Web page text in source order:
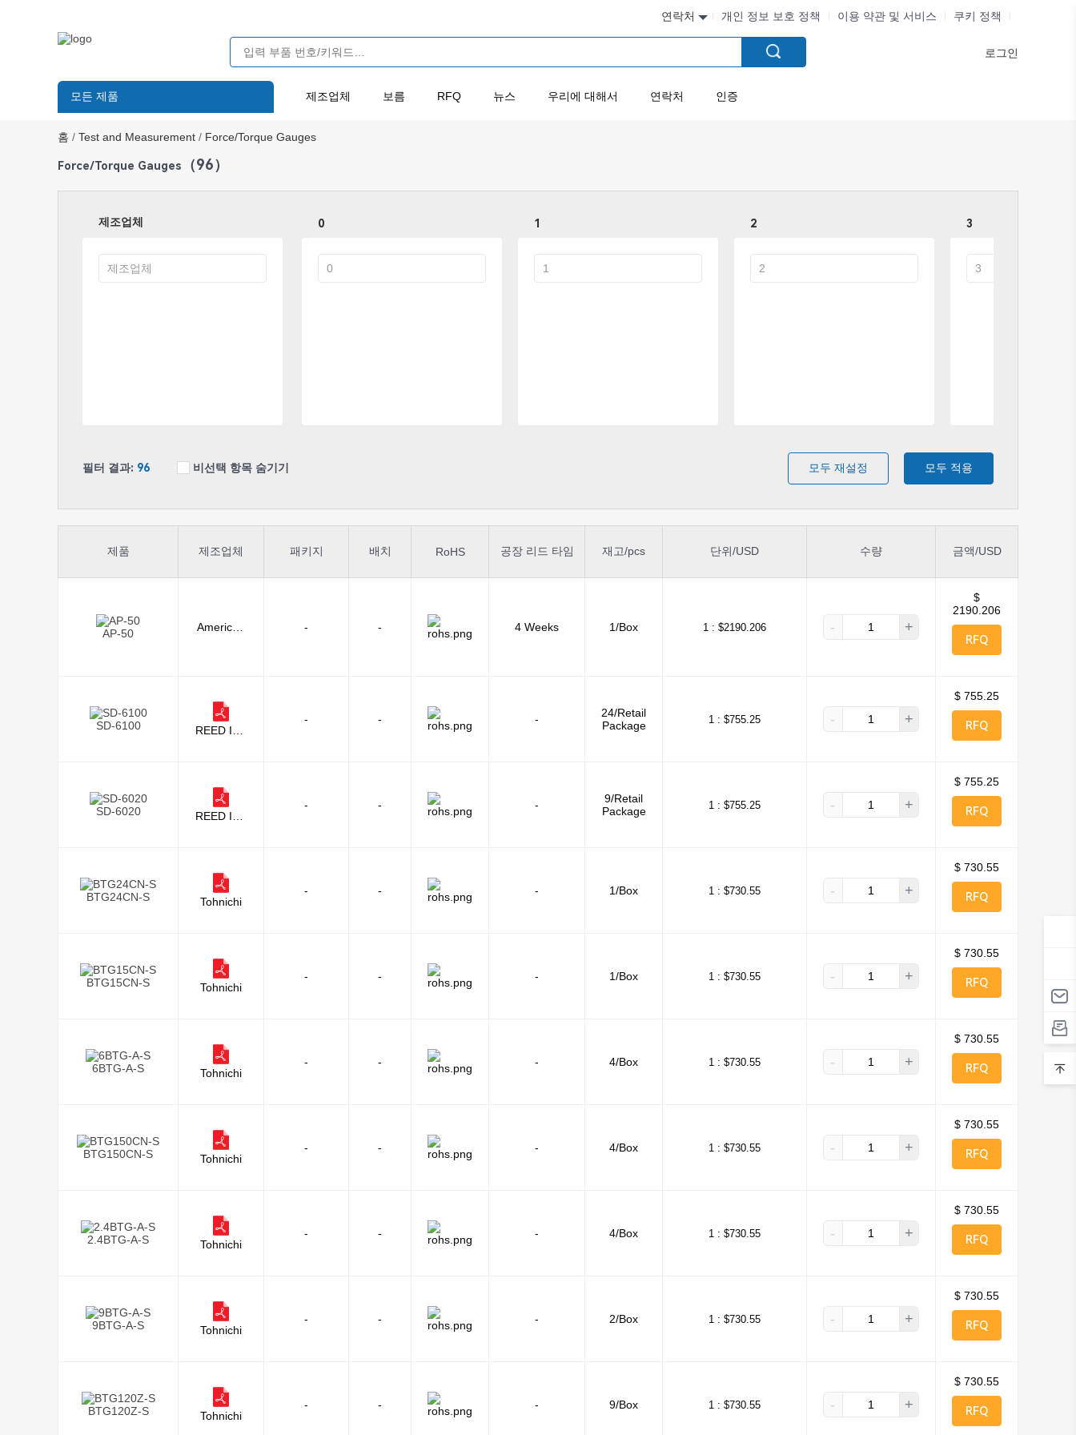
연락처 개인 정보 보호 정책 이용 약관 및 서비스 쿠키 정책
로그인
모든 제품 제조업체 보름 RFQ 뉴스 우리에 대해서 연락처 인증
홈 / Test and Measurement / Force/Torque Gauges
Force/Torque Gauges （96）
제조업체 0 1 2 3
필터 결과: 96 비선택 항목 숨기기 모두 재설정 모두 적용
제품 제조업체 패키지 배치 RoHS 공장 리드 타임 재고/pcs 단위/USD 수량 금액/USD
AP-50
American
- - 4 Weeks 1/Box 1 : $2190.206 - +
$
2190.206
RFQ
SD-6100
REED Inst
- - -
24/Retail
Package
1 : $755.25 - +
$ 755.25
RFQ
SD-6020
REED Inst
- - -
9/Retail
Package
1 : $755.25 - +
$ 755.25
RFQ
BTG24CN-S Tohnichi
- - - 1/Box 1 : $730.55 - +
$ 730.55
RFQ
BTG15CN-S Tohnichi
- - - 1/Box 1 : $730.55 - +
$ 730.55
RFQ
6BTG-A-S Tohnichi
- - - 4/Box 1 : $730.55 - +
$ 730.55
RFQ
BTG150CN-S Tohnichi
- - - 4/Box 1 : $730.55 - +
$ 730.55
RFQ
2.4BTG-A-S Tohnichi
- - - 4/Box 1 : $730.55 - +
$ 730.55
RFQ
9BTG-A-S Tohnichi
- - - 2/Box 1 : $730.55 - +
$ 730.55
RFQ
BTG120Z-S Tohnichi
- - - 9/Box 1 : $730.55 - +
$ 730.55
RFQ